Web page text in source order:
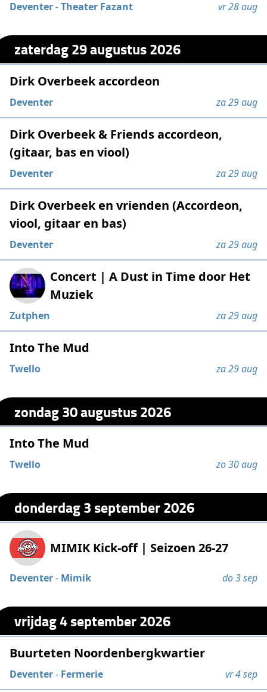
Deventer-Theater Fazant vr 28 aug
zaterdag 29 augustus 2026
Dirk Overbeek accordeon
Deventer za 29 aug
Dirk Overbeek & Friends accordeon,
(gitaar, bas en viool)
Deventer za 29 aug
Dirk Overbeek en vrienden (Accordeon,
viool, gitaar en bas)
Deventer za 29 aug
Concert | A Dust in Time door Het
Muziek
Zutphen za 29 aug
Into The Mud
Twello za 29 aug
zondag 30 augustus 2026
Into The Mud
Twello zo 30 aug
donderdag 3 september 2026
MIMIK Kick-off | Seizoen 26-27
Deventer- Mimik do 3 sep
vrijdag 4 september 2026
Buurteten Noordenbergkwartier
Deventer- Fermerie vr 4 sep